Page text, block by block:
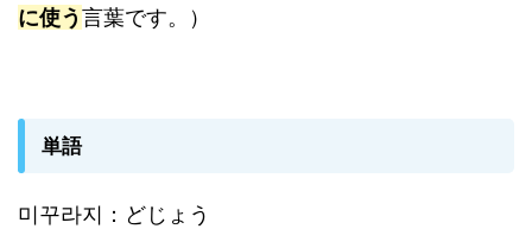
に使う言葉です。）
単語
미꾸라지：どじょう